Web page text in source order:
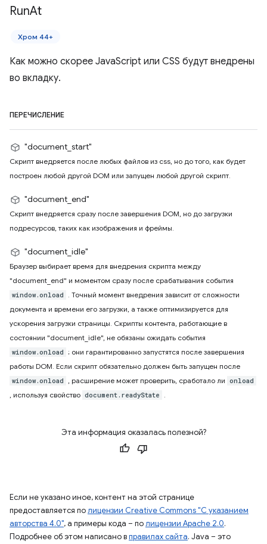
RunAt
Хром 44+
Как можно скорее JavaScript или CSS будут внедрены
во вкладку.
ПЕРЕЧИСЛЕНИЕ
"document_start"
Скрипт внедряется после любых файлов из css, но до того, как будет
построен любой другой DOM или запущен любой другой скрипт.
"document_end"
Скрипт внедряется сразу после завершения DOM, но до загрузки
подресурсов, таких как изображения и фреймы.
"document_idle"
Браузер выбирает время для внедрения скрипта между
"document_end" и моментом сразу после срабатывания события
window.onload
. Точный момент внедрения зависит от сложности
документа и времени его загрузки, а также оптимизируется для
ускорения загрузки страницы. Скрипты контента, работающие в
состоянии "document_idle", не обязаны ожидать события
window.onload
; они гарантированно запустятся после завершения
работы DOM. Если скрипт обязательно должен быть запущен после
window.onload , расширение может проверить, сработало ли onload
, используя свойство document.readyState .
Эта информация оказалась полезной?
Если не указано иное, контент на этой странице
предоставляется полицензии Creative Commons "С указанием
авторства 4.0", а примеры кода – полицензии Apache 2.0.
Подробнее об этом написано вправилах сайта. Java – это